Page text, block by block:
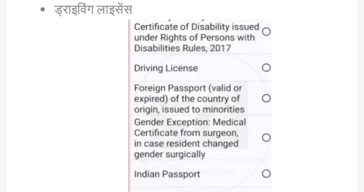
ड्राइविंग लाइसेंस